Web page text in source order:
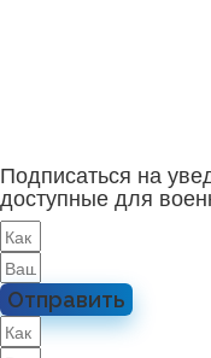
Подписаться на
доступные для
Отправить